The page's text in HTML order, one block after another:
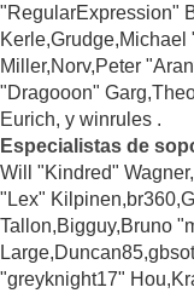
"RegularExpression"
Miller,Norv,Peter
"Dragooon"
Eurich, y winrules .
Especialistas de
Will "Kindred"
"Lex"
Tallon,Bigguy,Bruno
"greyknight17"